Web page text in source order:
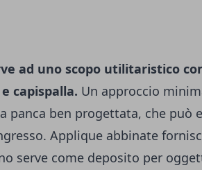
ad uno scopo utilitaristico
capispalla. Un approccio
panca ben progettata, che può
Applique abbinate
serve come deposito per